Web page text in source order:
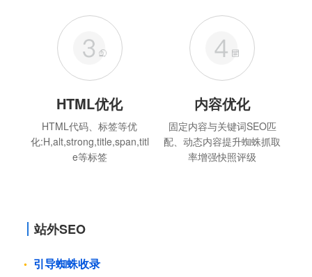
HTML优化
HTML代码、标签等优
化:H,alt,strong,title,span,titl
e等标签
内容优化
固定内容与关键词SEO匹
配、动态内容提升蜘蛛抓取
率增强快照评级
站外SEO
引导蜘蛛收录